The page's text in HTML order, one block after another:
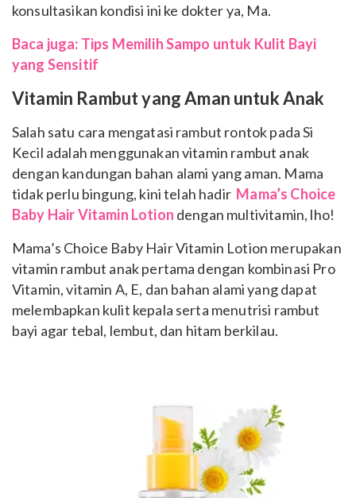
konsultasikan kondisi ini ke dokter ya, Ma.
Baca juga: Tips Memilih Sampo untuk Kulit Bayi
yang Sensitif
Vitamin Rambut yang Aman untuk Anak
Salah satu cara mengatasi rambut rontok pada Si
Kecil adalah menggunakan vitamin rambut anak
dengan kandungan bahan alami yang aman. Mama
tidak perlu bingung, kini telah hadir Mama’s Choice
Baby Hair Vitamin Lotion dengan multivitamin, lho!
Mama’s Choice Baby Hair Vitamin Lotion merupakan
vitamin rambut anak pertama dengan kombinasi Pro
Vitamin, vitamin A, E, dan bahan alami yang dapat
melembapkan kulit kepala serta menutrisi rambut
bayi agar tebal, lembut, dan hitam berkilau.